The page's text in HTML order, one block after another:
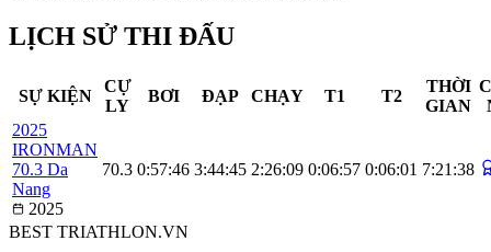
LỊCH SỬ THI ĐẤU
SỰ KIỆN
CỰ
LY
BƠI ĐẠP CHẠY T1 T2
THỜI
GIAN
2025
IRONMAN
70.3 Da
Nang
2025
70.3 0:57:46 3:44:45 2:26:09 0:06:57 0:06:01 7:21:38
BEST TRIATHLON.VN